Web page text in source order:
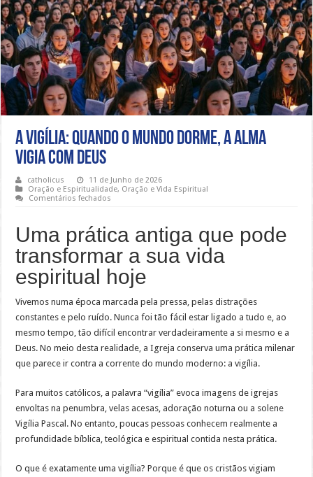
A Vigília: Quando o Mundo Dorme, a Alma
Vigia com Deus
catholicus
11 de Junho de 2026
Oração e Espiritualidade, Oração e Vida Espiritual
Comentários fechados
o
Mundo
Dorme,
a
Vigia
Uma prática antiga que pode
transformar a sua vida
espiritual hoje
Vivemos numa época marcada pela pressa, pelas distrações
constantes e pelo ruído. Nunca foi tão fácil estar ligado a tudo e, ao
mesmo tempo, tão difícil encontrar verdadeiramente a si mesmo e a
Deus. No meio desta realidade, a Igreja conserva uma prática milenar
que parece ir contra a corrente do mundo moderno: a vigília.
Para muitos católicos, a palavra “vigília” evoca imagens de igrejas
envoltas na penumbra, velas acesas, adoração noturna ou a solene
Vigília Pascal. No entanto, poucas pessoas conhecem realmente a
profundidade bíblica, teológica e espiritual contida nesta prática.
O que é exatamente uma vigília? Porque é que os cristãos vigiam